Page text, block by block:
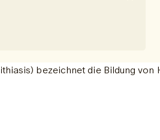
bezeichnet die Bildung